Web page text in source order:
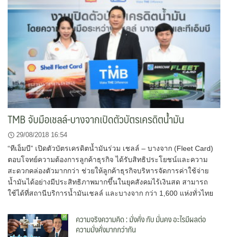
TMB จับมือเชลล์-บางจากเปิดตัวบัตรเครดิตน้ำมัน
29/08/2018 16:54
“ทีเอ็มบี” เปิดตัวบัตรเครดิตน้ำมันร่วม เชลล์ – บางจาก (Fleet Card)
ตอบโจทย์ความต้องการลูกค้าธุรกิจ ได้รับสิทธิประโยชน์และความ
สะดวกคล่องตัวมากกว่า ช่วยให้ลูกค้าธุรกิจบริหารจัดการค่าใช้จ่าย
น้ำมันได้อย่างมีประสิทธิภาพมากขึ้นในยุคสังคมไร้เงินสด สามารถ
ใช้ได้ที่สถานีบริการน้ำมันเชลล์ และบางจาก กว่า 1,600 แห่งทั่วไทย
ความจริงความคิด : มั่งคั่ง กับ มั่นคง อะไรมีผลต่อ
ความมั่งคั่งมากกว่ากัน